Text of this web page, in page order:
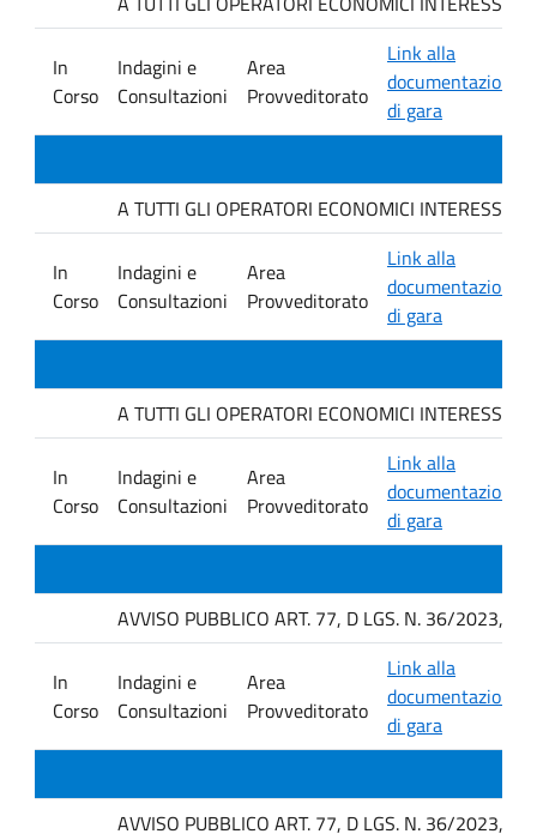
In
Corso
Indagini e
Consultazioni
Area
Provveditorato
Link alla
documentazione
di gara
A TUTTI GLI OPERATORI ECONOMICI
In
Corso
Indagini e
Consultazioni
Area
Provveditorato
Link alla
documentazione
di gara
A TUTTI GLI OPERATORI ECONOMICI
In
Corso
Indagini e
Consultazioni
Area
Provveditorato
Link alla
documentazione
di gara
AVVISO PUBBLICO ART. 77, D LGS. N. 36/2023,
In
Corso
Indagini e
Consultazioni
Area
Provveditorato
Link alla
documentazione
di gara
AVVISO PUBBLICO ART. 77, D LGS. N. 36/2023,